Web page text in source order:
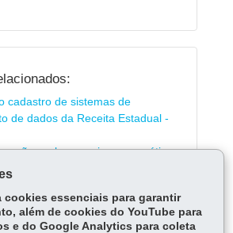
cadastro de sistemas de
de dados da Receita Estadual -
sobre arquivos magnéticos
da Sefa
cookies essenciais para garantir
além de cookies do YouTube para
e do Google Analytics para coleta